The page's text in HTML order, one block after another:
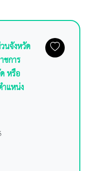
นจังหวัด
ชการ
หรือ
แหน่ง